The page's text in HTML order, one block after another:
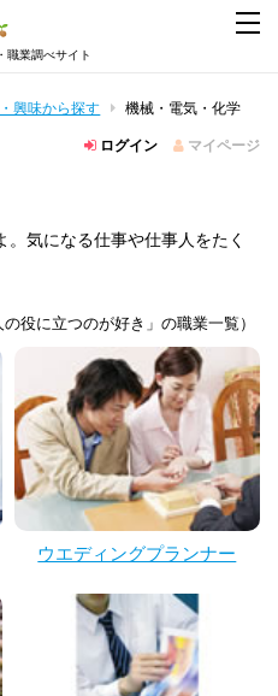
職業調べサイト
興味から探す 機械・電気・化学
ログイン マイページ
気になる仕事や仕事人をたく
の役に立つのが好き」の職業一覧）
ウエディングプランナー